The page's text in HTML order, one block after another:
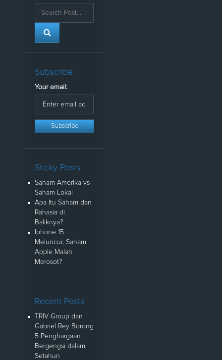
Subscribe
Your email:
Sticky Posts
Saham Amerika vs
Saham Lokal
Apa Itu Saham dan
Rahasia di
Baliknya?
Iphone 15
Meluncur, Saham
Apple Malah
Merosot?
Recent Posts
TRIV Group dan
Gabriel Rey Borong
5 Penghargaan
Bergengsi dalam
Setahun